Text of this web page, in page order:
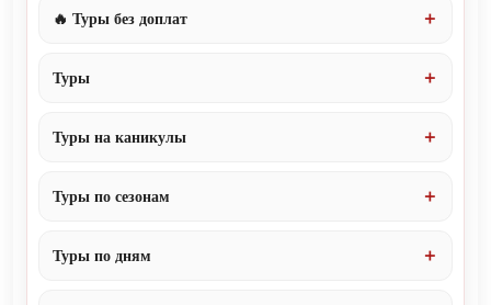
🔥 Туры без доплат
Туры
Туры на каникулы
Туры по сезонам
Туры по дням